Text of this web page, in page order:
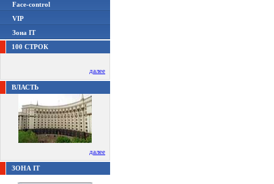
Face-control
VIP
Зона IT
100 СТРОК
далее
ВЛАСТЬ
далее
ЗОНА IT